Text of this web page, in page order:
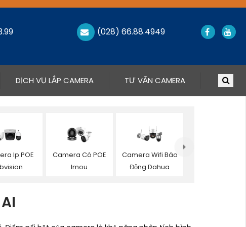
(028) 66.88.4949
DỊCH VỤ LẮP CAMERA TƯ VẤN CAMERA
Ip POE
Camera Có POE
Imou
Camera Wifi Báo
Động Dahua